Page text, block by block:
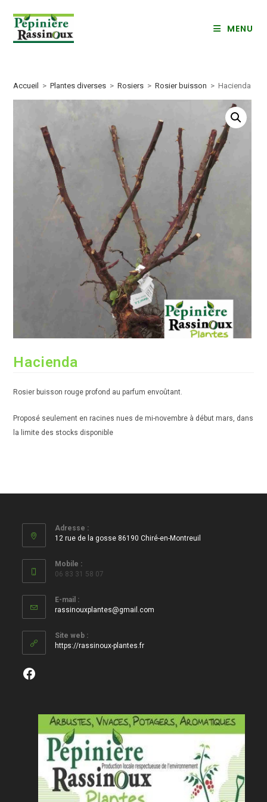
content
MENU
Accueil > Plantes diverses > Rosiers > Rosier buisson > Hacienda
Hacienda
Rosier buisson rouge profond au parfum envoûtant.
Proposé seulement en racines nues de mi-novembre à début mars, dans
la limite des stocks disponible
Adresse :
12 rue de la gosse 86190 Chiré-en-Montreuil
Mobile :
06 83 31 58 07
E-mail :
rassinouxplantes@gmail.com
Site web :
https://rassinoux-plantes.fr
Facebook